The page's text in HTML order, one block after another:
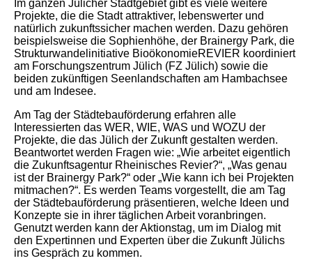
Im ganzen Jülicher Stadtgebiet gibt es viele weitere
Projekte, die die Stadt attraktiver, lebenswerter und
natürlich zukunftssicher machen werden. Dazu gehören
beispielsweise die Sophienhöhe, der Brainergy Park, die
Strukturwandelinitiative BioökonomieREVIER koordiniert
am Forschungszentrum Jülich (FZ Jülich) sowie die
beiden zukünftigen Seenlandschaften am Hambachsee
und am Indesee.
Am Tag der Städtebauförderung erfahren alle
Interessierten das WER, WIE, WAS und WOZU der
Projekte, die das Jülich der Zukunft gestalten werden.
Beantwortet werden Fragen wie: „Wie arbeitet eigentlich
die Zukunftsagentur Rheinisches Revier?“, „Was genau
ist der Brainergy Park?“ oder „Wie kann ich bei Projekten
mitmachen?“. Es werden Teams vorgestellt, die am Tag
der Städtebauförderung präsentieren, welche Ideen und
Konzepte sie in ihrer täglichen Arbeit voranbringen.
Genutzt werden kann der Aktionstag, um im Dialog mit
den Expertinnen und Experten über die Zukunft Jülichs
ins Gespräch zu kommen.